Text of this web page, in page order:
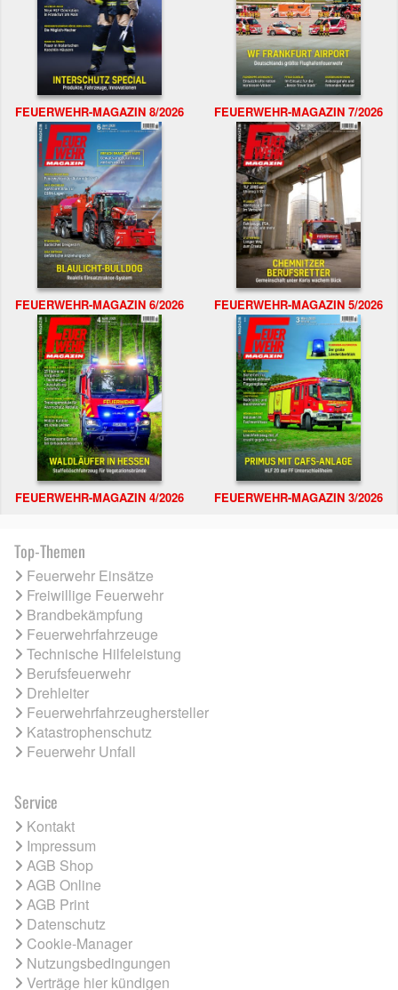
FEUERWEHR-MAGAZIN 8/2026 FEUERWEHR-MAGAZIN 7/2026
FEUERWEHR-MAGAZIN 6/2026 FEUERWEHR-MAGAZIN 5/2026
FEUERWEHR-MAGAZIN 4/2026 FEUERWEHR-MAGAZIN 3/2026
Top-Themen
Feuerwehr Einsätze
Freiwillige Feuerwehr
Brandbekämpfung
Feuerwehrfahrzeuge
Technische Hilfeleistung
Berufsfeuerwehr
Drehleiter
Feuerwehrfahrzeughersteller
Katastrophenschutz
Feuerwehr Unfall
Service
Kontakt
Impressum
AGB Shop
AGB Online
AGB Print
Datenschutz
Cookie-Manager
Nutzungsbedingungen
Verträge hier kündigen